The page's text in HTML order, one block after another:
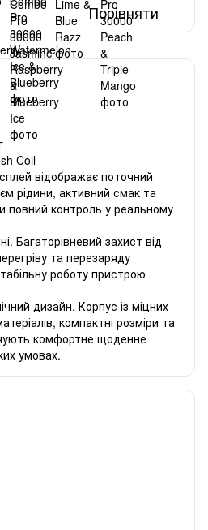
Порівняти
Coil
відображає поточний
рідини, активний смак та
контроль у реальному
Багаторівневий захист від
та перезаряду
роботу пристрою
дизайн. Корпус із міцних
компактні розміри та
комфортне щоденне
умовах.